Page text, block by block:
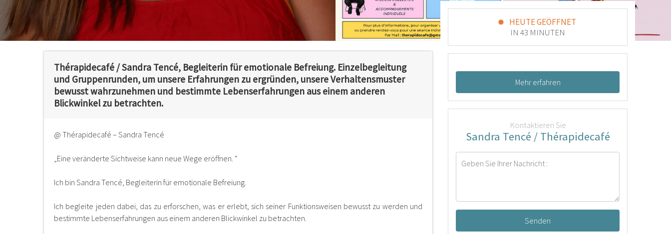
Thérapidecafé / Sandra Tencé, Begleiterin für emotionale Befreiung. Einzelbegleitung
und Gruppenrunden, um unsere Erfahrungen zu ergründen, unsere Verhaltensmuster
bewusst wahrzunehmen und bestimmte Lebenserfahrungen aus einem anderen
Blickwinkel zu betrachten.
@ Thérapidecafé – Sandra Tencé
„Eine veränderte Sichtweise kann neue Wege eröffnen. “
Ich bin Sandra Tencé, Begleiterin für emotionale Befreiung.
Ich begleite jeden dabei, das zu erforschen, was er erlebt, sich seiner Funktionsweisen bewusst zu werden und
bestimmte Lebenserfahrungen aus einem anderen Blickwinkel zu betrachten.
HEUTE GEÖFFNET
IN 43 MINUTEN
Mehr erfahren
Kontaktieren Sie
Sandra Tencé / Thérapidecafé
Senden